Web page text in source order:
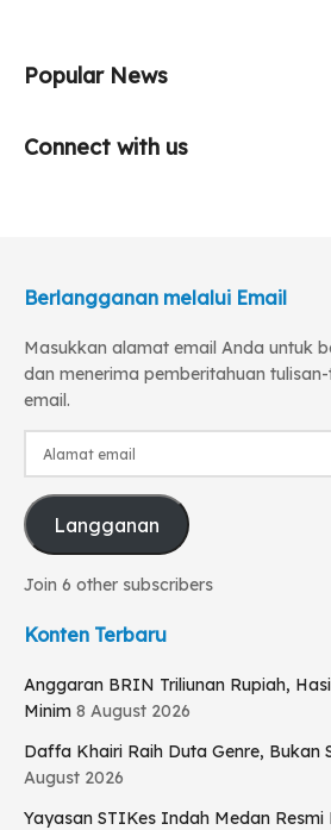
Popular News
Connect with us
Berlangganan melalui Email
Masukkan alamat email Anda untuk
dan menerima pemberitahuan
email.
Langganan
Join 6 other subscribers
Konten Terbaru
Anggaran BRIN Triliunan Rupiah,
Minim 8 August 2026
Daffa Khairi Raih Duta Genre, Bukan
August 2026
Yayasan STIKes Indah Medan